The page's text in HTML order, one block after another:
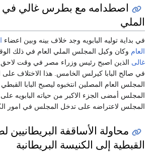
اصطدامه مع بطرس غالي في
الملي
في بداية توليه البابويه وجد خلاف بينه وبين اعضاء
العاموكان وكيل المجلس الملي العام في ذلك الوقت
غالىالذين اصبح رئيس وزراء مصر في وقت لاحق لكن
في صالح البابا كيرلس الخامس. هذا الاختلاف على
المجلس العام المصلين انتخبوه ليصبح البابا القبطي
المجلس أمضى الجزء الاكبر من حياته البابويه على
المجلس لاعتراضه على تدخل المجلس في امور
محاولة الأساقفة البريطانيين
القبطية إلى الكنيسة البريطانبة